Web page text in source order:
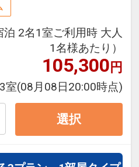
だけの宿泊や延
も自由自在です。
心のJAL（または
確約！フライトマイ
す。
ンタカーや現地交
などの追加（同時予
ランもございます。
泊 2名1室ご利用時 大人
1名様あたり）
105,300円
3室(08月08日20:00時点)
選択